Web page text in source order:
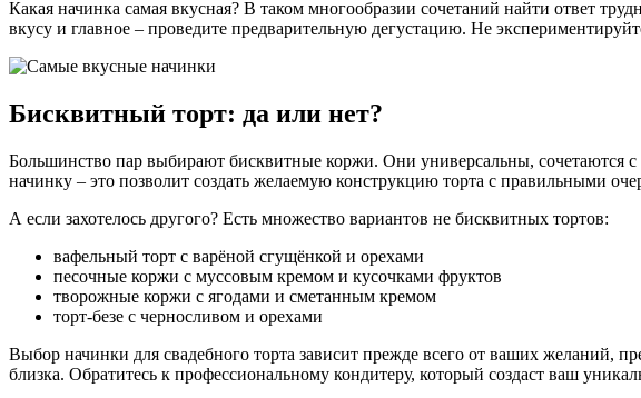
Какая начинка самая вкусная? В таком многообразии сочетаний найти ответ
вкусу и главное – проведите предварительную дегустацию. Не
Бисквитный торт: да или нет?
Большинство пар выбирают бисквитные коржи. Они универсальны,
начинку – это позволит создать желаемую конструкцию торта с правильными
А если захотелось другого? Есть множество вариантов не бисквитных тортов:
вафельный торт с варёной сгущёнкой и орехами
песочные коржи с муссовым кремом и кусочками фруктов
творожные коржи с ягодами и сметанным кремом
торт-безе с черносливом и орехами
Выбор начинки для свадебного торта зависит прежде всего от ваших желаний,
близка. Обратитесь к профессиональному кондитеру, который создаст ваш